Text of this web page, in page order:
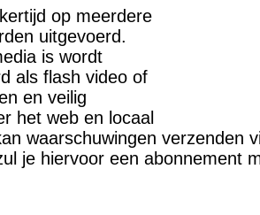
op meerdere
uitgevoerd.
is wordt
als flash video of
en veilig
het web en locaal
waarschuwingen verzenden
je hiervoor een abonnement